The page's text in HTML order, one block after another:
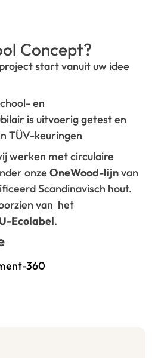
Concept?
start vanuit uw idee
en
is uitvoerig getest en
TÜV-keuringen
werken met circulaire
onzeOneWood-lijnvan
Scandinavisch hout.
van het
Ecolabel.
360